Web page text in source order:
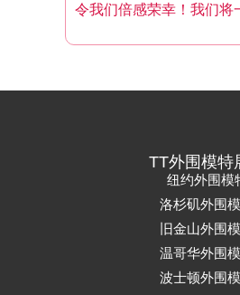
令我们倍感荣幸！我们将
TT外围模特
纽约外围模
洛杉矶外围
旧金山外围
温哥华外围
波士顿外围